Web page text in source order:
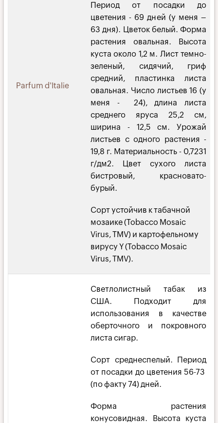
Parfum d'Italie
Пе­риод от посадки до
цветения - 69 дней (у меня –
63 дня). Цветок белый. Форма
растения овальная. Высота
куста около 1,2 м. Лист темно-
зеленый, сидячий, гриф
средний, пластинка листа
овальная. Число листьев 16 (у
меня - 24), длина листа
среднего яруса 25,2 см,
ширина - 12,5 cм. Урожай
листьев с одного растения -
19,8 г. Материальность - 0,7231
г/дм2. Цвет сухого листа
бистровый, красновато-
бурый.
Сорт устойчив к табачной
мозаике (Tobacco Mosaic
Virus, TMV) и картофельному
вирусу Y (Tobacco Mosaic
Virus, TMV).
Светлолистный табак из
США. Подходит для
использования в качестве
оберточного и покровного
листа сигар.
Сорт среднеспелый. Период
от посадки до цветения 56-73
(по факту 74) дней.
Форма растения
конусовидная. Высота куста